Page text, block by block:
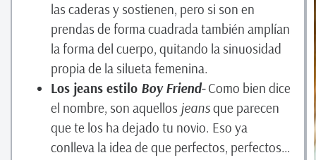
las caderas y sostienen, pero si son en
prendas de forma cuadrada también amplían
la forma del cuerpo, quitando la sinuosidad
propia de la silueta femenina.
Los jeans estilo Boy Friend-Como bien dice
el nombre, son aquellos jeansque parecen
que te los ha dejado tu novio. Eso ya
conlleva la idea de que perfectos, perfectos…